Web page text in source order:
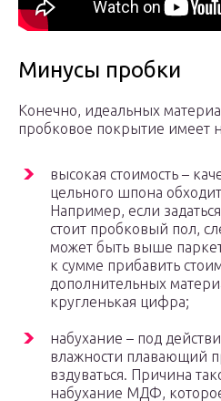
Минусы пробки
Конечно, идеальных
пробковое покрытие имеет
высокая стоимость –
цельного шпона
Например, если
стоит пробковый пол,
может быть выше
к сумме прибавить
дополнительных
кругленькая цифра;
набухание – под
влажности плавающий
вздуваться. Причина
набухание МДФ,